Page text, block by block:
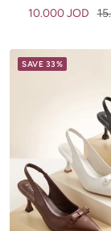
Sale
10.000 JOD
SAVE 33%